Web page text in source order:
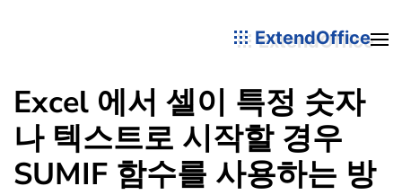
ExtendOffice
Excel 에서 셀이 특정 숫자
나 텍스트로 시작할 경우
SUMIF 함수를 사용하는 방